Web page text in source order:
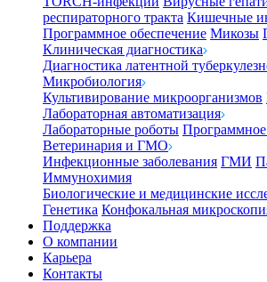
респираторного тракта Кишечные
Программное обеспечение Микозы
Клиническая диагностика
Диагностика латентной
Микробиология
Культивирование микроорганизмов
Лабораторная автоматизация
Лабораторные роботы Программное
Ветеринария и ГМО
Инфекционные заболевания ГМИ
Иммунохимия
Биологические и медицинские
Генетика Конфокальная
Поддержка
О компании
Карьера
Контакты